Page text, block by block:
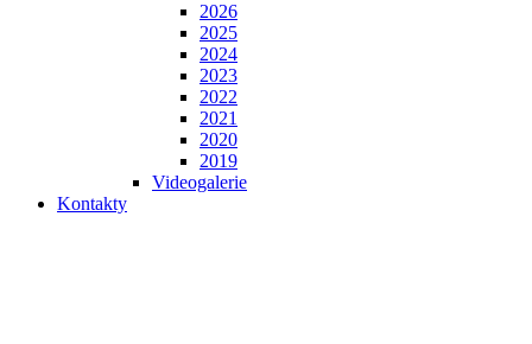
2026
2025
2024
2023
2022
2021
2020
2019
Videogalerie
Kontakty